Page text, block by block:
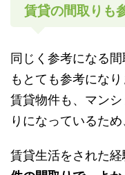
賃貸の間取りも
同じく参考になる間
もとても参考になり
賃貸物件も、マン
りになっているため
賃貸生活をされた経